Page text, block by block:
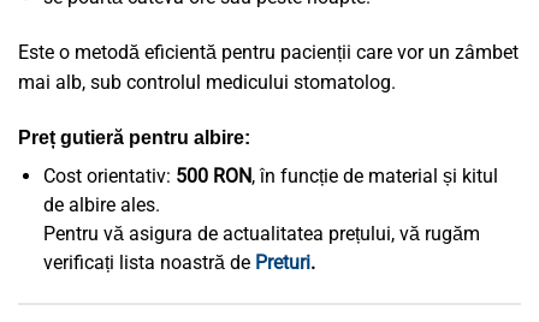
Este o metodă eficientă pentru pacienții care vor un zâmbet
mai alb, sub controlul medicului stomatolog.
Preț gutieră pentru albire:
Cost orientativ: 500 RON, în funcție de material și kitul
de albire ales.
Pentru vă asigura de actualitatea prețului, vă rugăm
verificați lista noastră de Preturi.